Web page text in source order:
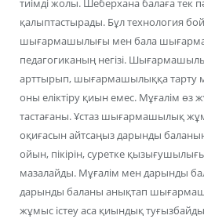
тиімді жолы. Шеберхана балаға тек
қалыптастырады. Бұл технология
шығармашылығы мен бала
педагогиканың негізі.
арттырып, шығармашылыққа тарту
оны еліктіру қиын емес. Мұғалім
тастағаны. Ұстаз шығармашылық
оқиғасын айтсаңыз дарынды баланың
ойын, пікірін, суретке
мазалайды. Мұғалім мен дарынды
дарынды баланы анықтап
жұмыс істеу аса қиындық